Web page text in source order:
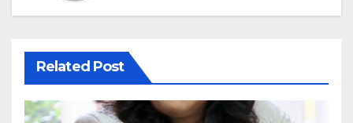
Related Post